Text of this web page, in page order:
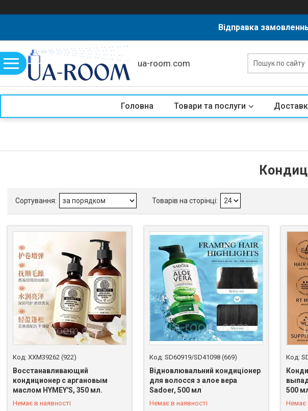
Відправка
ua-room.com
Головна Товари та послуги
XXM39262 (922)
Восстанавливающий
кондиционер с аргановым
маслом HYMEY'S, 350 мл.
Немає в наявності
+380 (67) 398-64-94
SD60919/SD41098 (669)
Відновлювальний кондиціонер
для волосся з алое вера
Sadoer, 500 мл
Немає в наявності
+380 (67) 398-64-94
500
Немає
+380